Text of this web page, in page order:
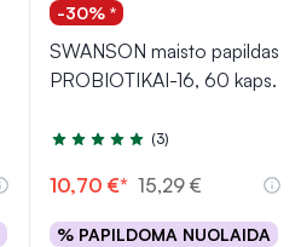
-30% *
SWANSON maisto papildas
PROBIOTIKAI-16, 60 kaps.
Įvertinimas 5.0 iš 5
(3)
10,70 €* 15,29 €
% PAPILDOMA NUOLAIDA